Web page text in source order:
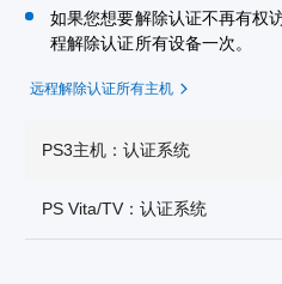
如果您想要解除认证不再有权
程解除认证所有设备一次。
远程解除认证所有主机
PS3主机：认证系统
PS Vita/TV：认证系统